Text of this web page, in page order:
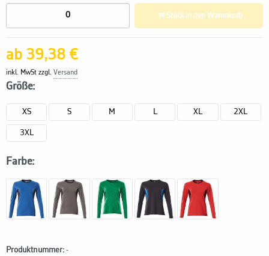
ab 39,38 €
inkl. MwSt zzgl. Versand
Größe:
XS S M L XL 2XL
3XL
Farbe:
Stück in den Warenkorb
Produktnummer: -